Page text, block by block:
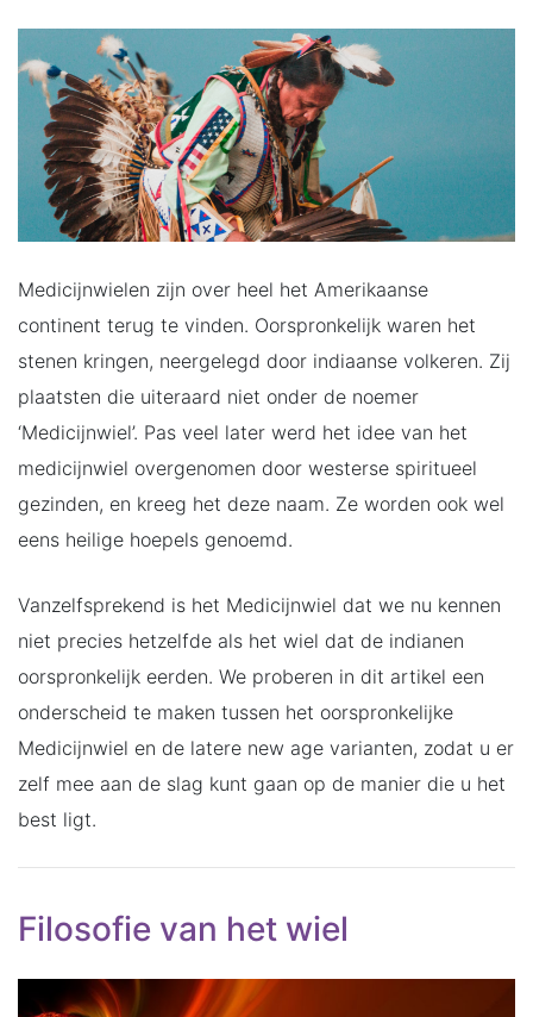
Medicijnwielen zijn over heel het Amerikaanse
continent terug te vinden. Oorspronkelijk waren het
stenen kringen, neergelegd door indiaanse volkeren. Zij
plaatsten die uiteraard niet onder de noemer
‘Medicijnwiel’. Pas veel later werd het idee van het
medicijnwiel overgenomen door westerse spiritueel
gezinden, en kreeg het deze naam. Ze worden ook wel
eens heilige hoepels genoemd.
Vanzelfsprekend is het Medicijnwiel dat we nu kennen
niet precies hetzelfde als het wiel dat de indianen
oorspronkelijk eerden. We proberen in dit artikel een
onderscheid te maken tussen het oorspronkelijke
Medicijnwiel en de latere new age varianten, zodat u er
zelf mee aan de slag kunt gaan op de manier die u het
best ligt.
Filosofie van het wiel